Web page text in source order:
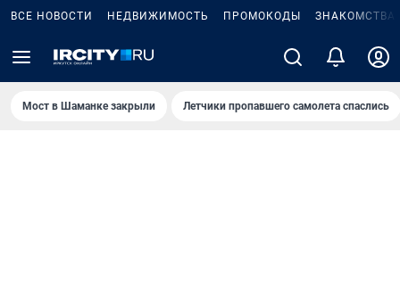
ВСЕ НОВОСТИ НЕДВИЖИМОСТЬ ПРОМОКОДЫ ЗНАКОМСТВА
Мост в Шаманке закрыли Летчики пропавшего самолета спаслись